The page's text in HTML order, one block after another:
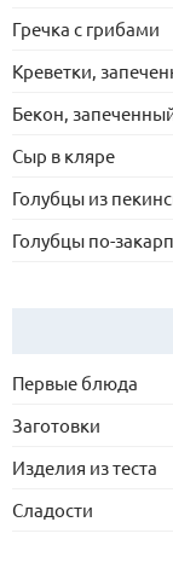
Гречка с грибами
Креветки,
Бекон,
Сыр в кляре
Голубцы из
Голубцы по-
Первые блюда
Заготовки
Изделия из теста
Сладости